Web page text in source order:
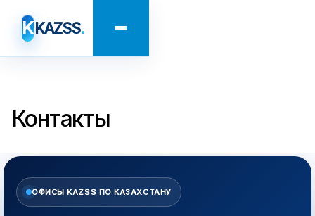
KKAZSS.
Контакты
ОФИСЫ KAZSS ПО КАЗАХСТАНУ